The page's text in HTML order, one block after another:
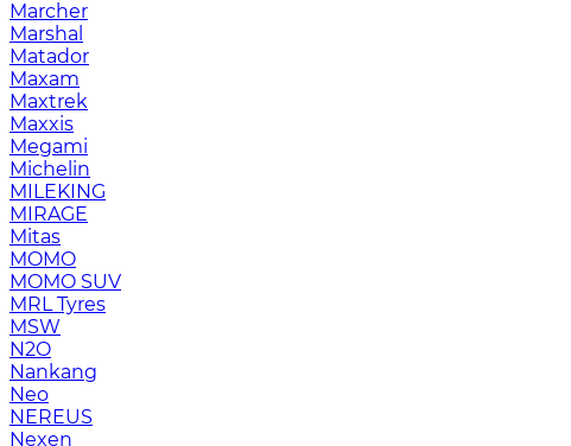
Marcher
Marshal
Matador
Maxam
Maxtrek
Maxxis
Megami
Michelin
MILEKING
MIRAGE
Mitas
MOMO
MOMO SUV
MRL Tyres
MSW
N2O
Nankang
Neo
NEREUS
Nexen